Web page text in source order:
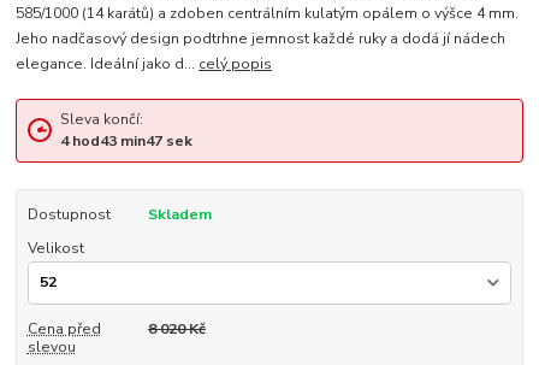
585/1000 (14 karátů) a zdoben centrálním kulatým opálem o výšce 4 mm.
Jeho nadčasový design podtrhne jemnost každé ruky a dodá jí nádech
elegance. Ideální jako d... celý popis
Sleva končí:
4hod43min46sek
Dostupnost
Skladem
Velikost
Cena před
slevou
8 020 Kč